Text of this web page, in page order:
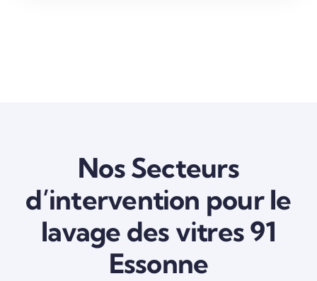
Nos Secteurs
d’intervention pour le
lavage des vitres 91
Essonne